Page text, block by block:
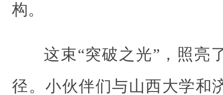
构。
这束“突破之光”，照亮
径。小伙伴们与山西大学和